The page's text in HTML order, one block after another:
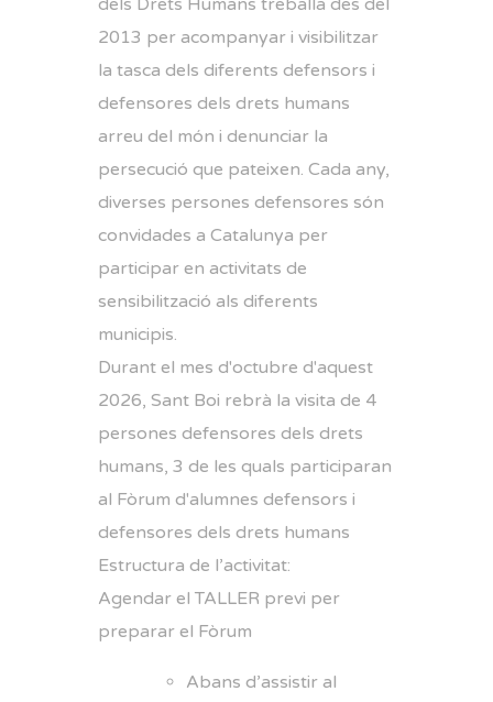
dels Drets Humans treballa des del
2013 per acompanyar i visibilitzar
la tasca dels diferents defensors i
defensores dels drets humans
arreu del món i denunciar la
persecució que pateixen. Cada any,
diverses persones defensores són
convidades a Catalunya per
participar en activitats de
sensibilització als diferents
municipis.
Durant el mes d'octubre d'aquest
2026, Sant Boi rebrà la visita de 4
persones defensores dels drets
humans, 3 de les quals participaran
al Fòrum d'alumnes defensors i
defensores dels drets humans
Estructura de l’activitat:
Agendar el TALLER previ per
preparar el Fòrum
Abans d’assistir al